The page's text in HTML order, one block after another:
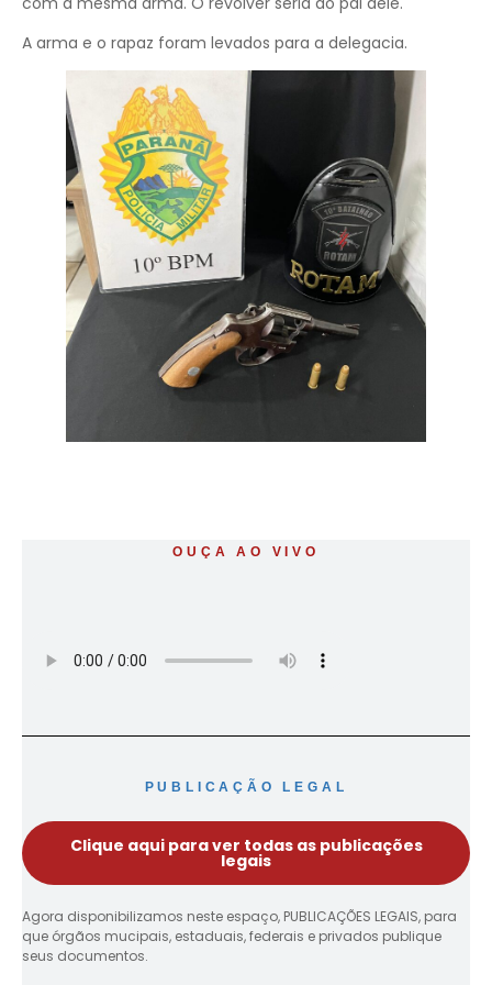
A arma e o rapaz foram levados para a delegacia.
OUÇA AO VIVO
PUBLICAÇÃO LEGAL
Clique aqui para ver todas as publicações
legais
Agora disponibilizamos neste espaço, PUBLICAÇÕES LEGAIS, para
que órgãos mucipais, estaduais, federais e privados publique
seus documentos.